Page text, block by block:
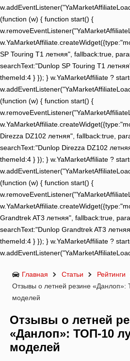
(function (w) { function start() {
SP Touring T1 летняя", fallback:true,
searchText:"Dunlop SP Touring T1
themeId:4 } }); } w.YaMarketAffiliate ?
(function (w) { function start() {
Direzza DZ102 летняя", fallback:true,
searchText:"Dunlop Direzza DZ102
themeId:4 } }); } w.YaMarketAffiliate ?
(function (w) { function start() {
Grandtrek AT3 летняя", fallback:true,
searchText:"Dunlop Grandtrek AT3
themeId:4 } }); } w.YaMarketAffiliate ?
Главная Статьи Рейтинги
Отзывы о летней резине
моделей
Отзывы о летней
«Данлоп»: ТОП-10
моделей